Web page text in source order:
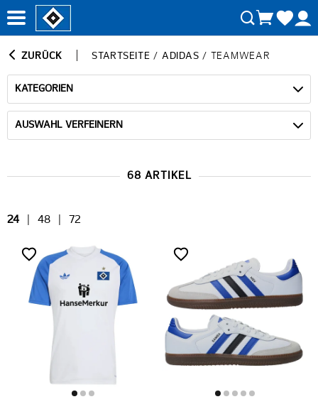
ZURÜCK STARTSEITE / ADIDAS / TEAMWEAR
KATEGORIEN
AUSWAHL VERFEINERN
68 ARTIKEL
24 48 72